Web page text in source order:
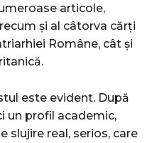
articole,
și al câtorva cărți
Române, cât și
este evident. După
un profil academic,
slujire real, serios, care